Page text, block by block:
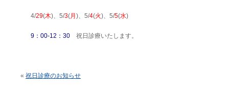
4/29(木)、5/3(月 )、5/4(火)、5/5(水)
9：00-12：30 祝日診療いたします。
« 祝日診療のお知らせ